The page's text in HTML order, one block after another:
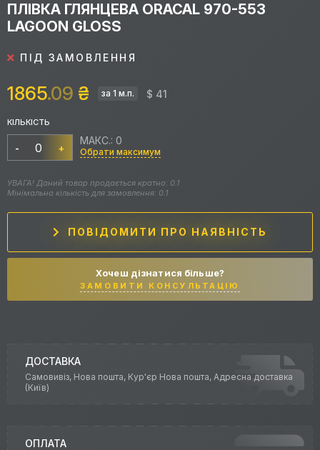
ПЛІВКА ГЛЯНЦЕВА ORACAL 970-553
LAGOON GLOSS
ПІД ЗАМОВЛЕННЯ
1865.09 ₴ за 1 м.п. $ 41
КІЛЬКІСТЬ
- +
МАКС.: 0
Обрати максимум
УВАГА! Даний товар продається кратно: 0.1
Мінімальна кількість для замовлення: 0.1
ПОВІДОМИТИ ПРО НАЯВНІСТЬ
Хочеш дізнатися більше?
ЗАМОВИТИ КОНСУЛЬТАЦІЮ
ДОСТАВКА
Самовивіз, Нова пошта, Кур'єр Нова пошта, Адресна доставка
(Київ)
ОПЛАТА